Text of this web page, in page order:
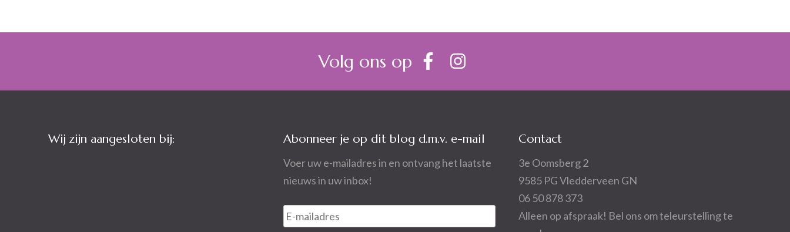
Volg ons op
Wij zijn aangesloten bij: Abonneer je op dit blog d.m.v. e-mail
Voer uw e-mailadres in en ontvang het laatste
nieuws in uw inbox!
E-
Contact
3e Oomsberg 2
9585 PG Vledderveen GN
06 50 878 373
Alleen op afspraak! Bel ons om teleurstelling te